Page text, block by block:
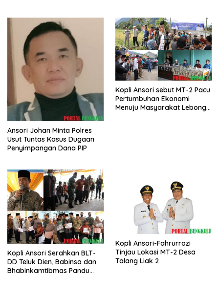
Ansori Johan Minta Polres
Usut Tuntas Kasus Dugaan
Penyimpangan Dana PIP
Kopli Ansori sebut MT-2 Pacu
Pertumbuhan Ekonomi
Menuju Masyarakat Lebong
Kopli Ansori Serahkan BLT-
DD Teluk Dien, Babinsa dan
Bhabinkamtibmas Pandu
Kopli Ansori-Fahrurrozi
Tinjau Lokasi MT-2 Desa
Talang Liak 2